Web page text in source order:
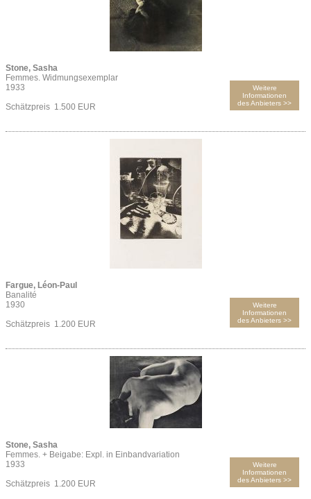
Stone, Sasha
Femmes. Widmungsexemplar
1933
Schätzpreis 1.500 EUR
Weitere
Informationen
des Anbieters >>
Fargue, Léon-Paul
Banalité
1930
Schätzpreis 1.200 EUR
Weitere
Informationen
des Anbieters >>
Stone, Sasha
Femmes. + Beigabe: Expl. in Einbandvariation
1933
Schätzpreis 1.200 EUR
Weitere
Informationen
des Anbieters >>